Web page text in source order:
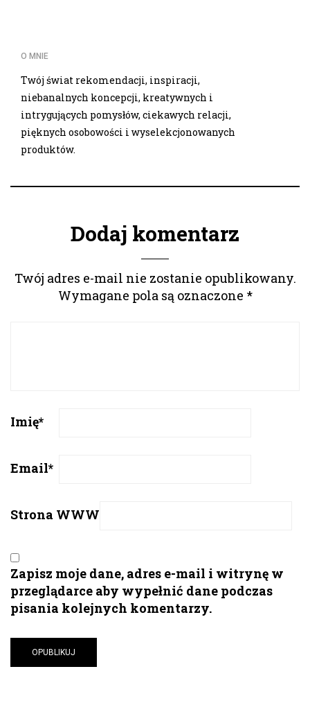
O MNIE
Twój świat rekomendacji, inspiracji,
niebanalnych koncepcji, kreatywnych i
intrygujących pomysłów, ciekawych relacji,
pięknych osobowości i wyselekcjonowanych
produktów.
Dodaj komentarz
Twój adres e-mail nie zostanie opublikowany.
Wymagane pola są oznaczone *
Imię*
Email*
Strona WWW
Zapisz moje dane, adres e-mail i witrynę w
przeglądarce aby wypełnić dane podczas
pisania kolejnych komentarzy.